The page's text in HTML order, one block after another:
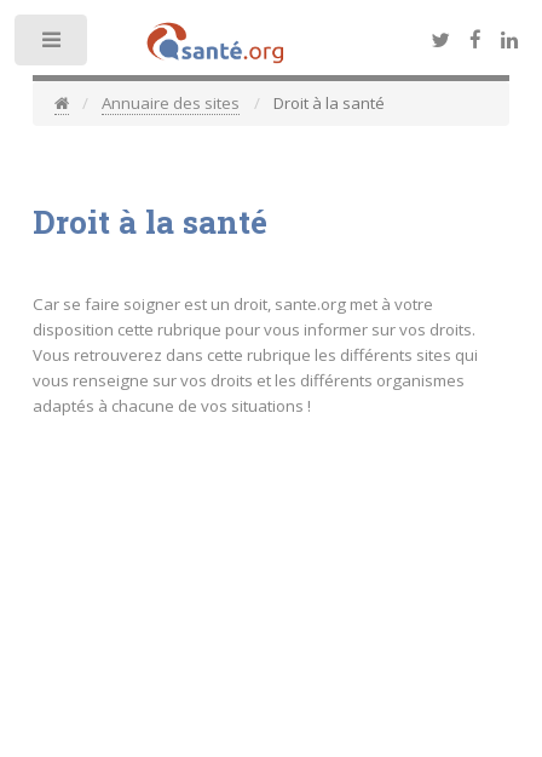
Annuaire des sites Droit à la santé
Droit à la santé
Car se faire soigner est un droit, sante.org met à votre
disposition cette rubrique pour vous informer sur vos droits.
Vous retrouverez dans cette rubrique les différents sites qui
vous renseigne sur vos droits et les différents organismes
adaptés à chacune de vos situations !
Toggle